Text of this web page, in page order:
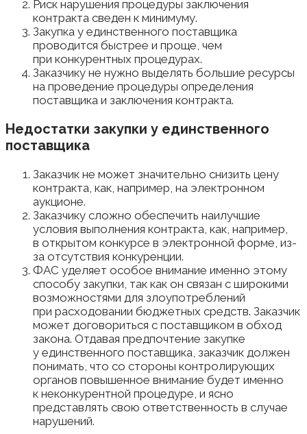
Риск нарушения процедуры заключения
контракта сведен к минимуму.
Закупка у единственного поставщика
проводится быстрее и проще, чем
при конкурентных процедурах.
Заказчику не нужно выделять большие ресурсы
на проведение процедуры определения
поставщика и заключения контракта.
Недостатки закупки у единственного
поставщика
Заказчик не может значительно снизить цену
контракта, как, например, на электронном
аукционе.
Заказчику сложно обеспечить наилучшие
условия выполнения контракта, как, например,
в открытом конкурсе в электронной форме, из-
за отсутствия конкуренции.
ФАС уделяет особое внимание именно этому
способу закупки, так как он связан с широкими
возможностями для злоупотреблений
при расходовании бюджетных средств. Заказчик
может договориться с поставщиком в обход
закона. Отдавая предпочтение закупке
у единственного поставщика, заказчик должен
понимать, что со стороны контролирующих
органов повышенное внимание будет именно
к неконкурентной процедуре, и ясно
представлять свою ответственность в случае
нарушений.